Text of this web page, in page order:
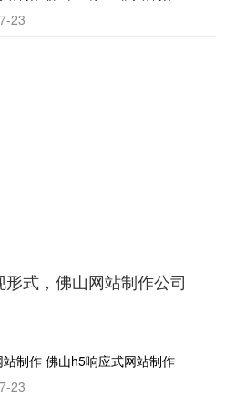
要注意哪些问题？
式，佛山网站制作公司